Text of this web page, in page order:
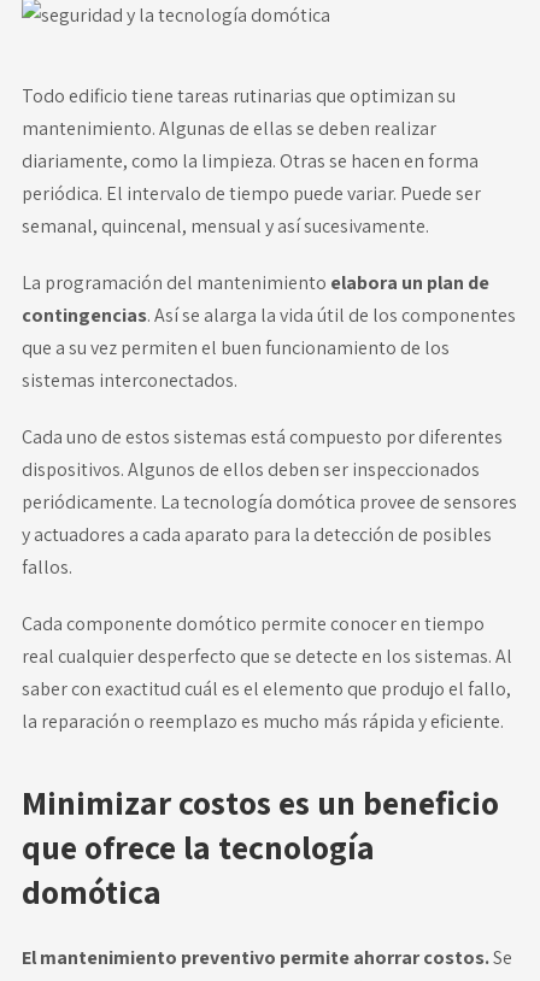
Todo edificio tiene tareas rutinarias que optimizan su
mantenimiento. Algunas de ellas se deben realizar
diariamente, como la limpieza. Otras se hacen en forma
periódica. El intervalo de tiempo puede variar. Puede ser
semanal, quincenal, mensual y así sucesivamente.
La programación del mantenimiento elabora un plan de
contingencias. Así se alarga la vida útil de los componentes
que a su vez permiten el buen funcionamiento de los
sistemas interconectados.
Cada uno de estos sistemas está compuesto por diferentes
dispositivos. Algunos de ellos deben ser inspeccionados
periódicamente. La tecnología domótica provee de sensores
y actuadores a cada aparato para la detección de posibles
fallos.
Cada componente domótico permite conocer en tiempo
real cualquier desperfecto que se detecte en los sistemas. Al
saber con exactitud cuál es el elemento que produjo el fallo,
la reparación o reemplazo es mucho más rápida y eficiente.
Minimizar costos es un beneficio
que ofrece la tecnología
domótica
Elmantenimiento preventivo permite ahorrar costos.Se